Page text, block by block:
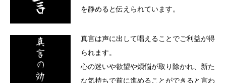
を静めると伝えられています。
真言は声に出して唱えることでご利益が得
られます。
心の迷いや欲望や煩悩が取り除かれ、新た
な気持ちで前に進めることができると言わ